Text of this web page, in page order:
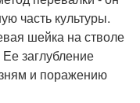
часть культуры.
шейка на стволе
заглубление
и поражению